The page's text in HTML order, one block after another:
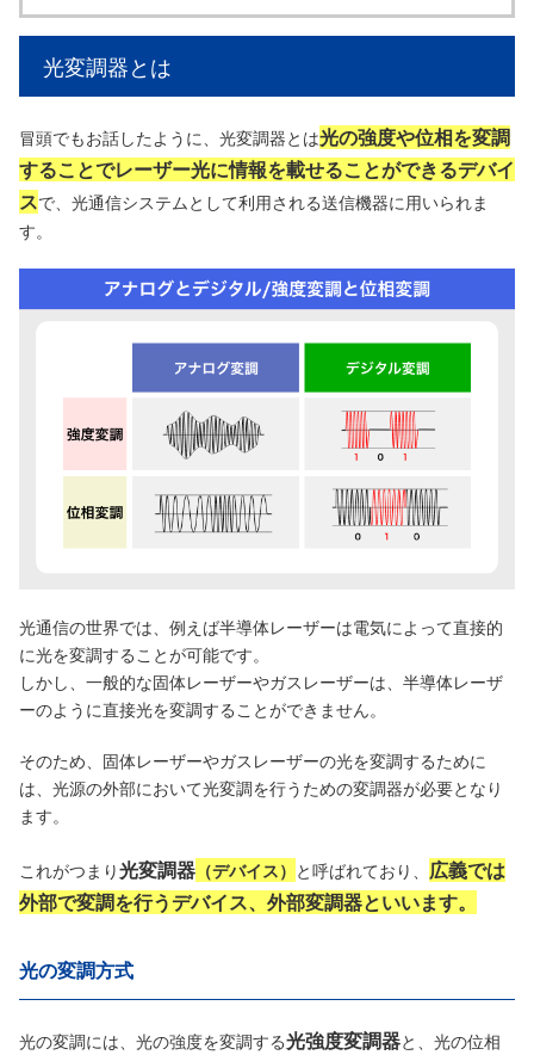
光変調器とは
冒頭でもお話したように、光変調器とは光の強度や位相を変調
することでレーザー光に情報を載せることができるデバイ
スで、光通信システムとして利用される送信機器に用いられま
す。
光通信の世界では、例えば半導体レーザーは電気によって直接的
に光を変調することが可能です。
しかし、一般的な固体レーザーやガスレーザーは、半導体レーザ
ーのように直接光を変調することができません。
そのため、固体レーザーやガスレーザーの光を変調するために
は、光源の外部において光変調を行うための変調器が必要となり
ます。
これがつまり光変調器 （デバイス） と呼ばれており、 広義では
外部で変調を行うデバイス、外部変調器といいます。
光の変調方式
光の変調には、光の強度を変調する光強度変調器と、光の位相